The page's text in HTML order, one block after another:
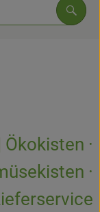
oder
·
·